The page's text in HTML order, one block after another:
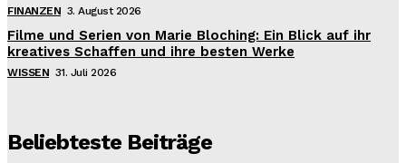
FINANZEN 3. August 2026
Filme und Serien von Marie Bloching: Ein Blick auf ihr
kreatives Schaffen und ihre besten Werke
WISSEN 31. Juli 2026
Beliebteste Beiträge